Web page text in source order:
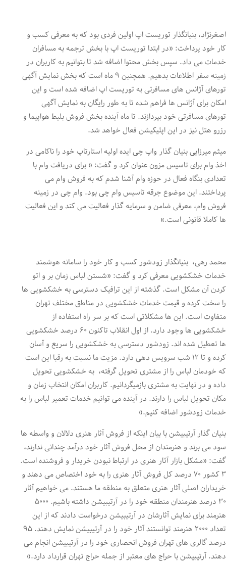
اصغرنژاد، بنیانگذار توریست اپ اولین فردی بود که به معرفی کسب و
کار خود پرداخت: «در ابتدا توریست اپ با بخش ترجمه به مسافران
خدمات می داد. سپس بخش محتوا اضافه شد تا بتوانیم به کاربران در
زمینه سفر اطلاعات بدهیم. همچنین ۹ ماه است که بخش نمایش آگهی
تورهای آژانس های مسافرتی به توریست اپ اضافه شده است و این
امکان برای آژانس ها فراهم شده تا به طور رایگان به نمایش آگهی
تورهای مسافرتی خود بپردازند. تا ماه آینده بخش فروش بلیط هواپیما و
رزرو هتل نیز در این اپلیکیشن فعال خواهد شد.
میثم میرزایی بنیان گذار واپ چی ایده اولیه استارتاپ خود را ناکامی در
اخذ وام برای تاسیس مزون عنوان کرد و گفت: « برای دریافت وام با
تعدادی بنگاه فعال در حوزه وام آشنا شدم که به فروش وام می
پرداختند. این موضوع جرقه تاسیس وام چی بود. وام چی در زمینه
فروش وام، معرفی ضامن و سرمایه گذار فعالیت می کند و این فعالیت
ها کاملا قانونی است.»
محمد رهی، بنیانگذار زودشور کسب و کار خود را سامانه هوشمند
خدمات خشکشویی معرفی کرد و گفت: «شستن لباس زمان بر و اتو
کردن آن مشکل است. گذشته از این ترافیک دسترسی به خشکشویی ها
را سخت کرده و قیمت خدمات خشکشویی در مناطق مختلف تهران
متفاوت است. این ها مشکلاتی است که بر سر راه استفاده از
خشکشویی ها وجود دارد. از اول انقلاب تاکنون ۶۰ درصد خشکشویی
ها تعطیل شده اند. زودشور دسترسی به خشکشویی را سریع و آسان
کرده و تا ۱۲ شب سرویس دهی دارد. مزیت ما نسبت به رقبا این است
که خودمان لباس را از مشتری تحویل گرفته، به خشکشویی تحویل
داده و در نهایت به مشتری بازمیگردانیم. کاربران امکان انتخاب زمان و
مکان تحویل لباس را دارند. در آینده می توانیم خدمات تعمیر لباس را به
خدمات زودشور اضافه کنیم.»
بنیان گذار آرتیبیشن با بیان اینکه از فروش آثار هنری دلالان و واسطه ها
سود می برند و هنرمندان از محل فروش آثار خود درآمد چندانی ندارند،
گفت: «مشکل بازار آثار هنری در ارتباط نبودن خریدار و فروشنده است.
۳ کشور ۷۰ درصد کل فروش آثار هنری را به خود اختصاص می دهند و
خریداران اصلی آثار هنری متعلق به منطقه ما هستند. می خواهیم آثار
۳۰ درصد هنرمندان منطقه خود را در آرتیبیشن داشته باشیم. ۵۰۰۰
هنرمند برای نمایش آثارشان در آرتیبیشن درخواست دادند که از این
تعداد ۲۰۰۰ هنرمند توانستند آثار خود را در آرتیبیشن نمایش دهند. ۹۵
درصد گالری های تهران فروش انحصاری خود را در آرتیبیشن انجام می
دهند. آرتیبیشن با حراج های معتبر از جمله حراج تهران قرارداد دارد.»